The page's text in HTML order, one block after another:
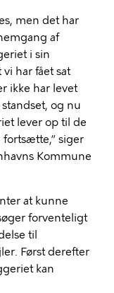
men det har
af
i sin
har fået sat
ikke har levet
og nu
lever op til de
fortsætte,” siger
Kommune
at kunne
forventeligt
til
Først derefter
kan